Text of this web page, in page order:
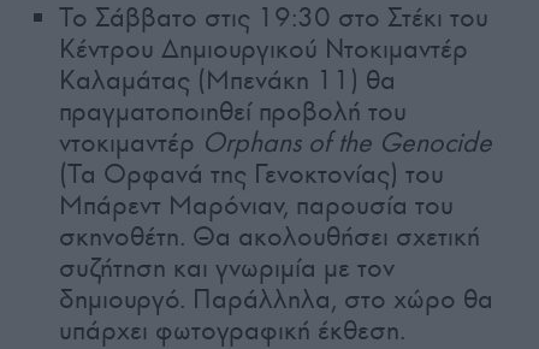
Το Σάββατο στις 19:30 στο Στέκι του
Κέντρου Δημιουργικού Ντοκιμαντέρ
Καλαμάτας (Μπενάκη 11) θα
πραγματοποιηθεί προβολή του
ντοκιμαντέρ Orphans of the Genocide
(Τα Ορφανά της Γενοκτονίας) του
Μπάρεντ Μαρόνιαν, παρουσία του
σκηνοθέτη. Θα ακολουθήσει σχετική
συζήτηση και γνωριμία με τον
δημιουργό. Παράλληλα, στο χώρο θα
υπάρχει φωτογραφική έκθεση.